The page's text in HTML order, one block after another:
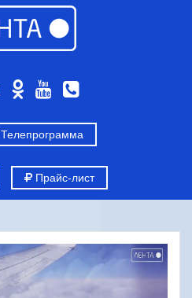
Телепрограмма
Прайс-лист